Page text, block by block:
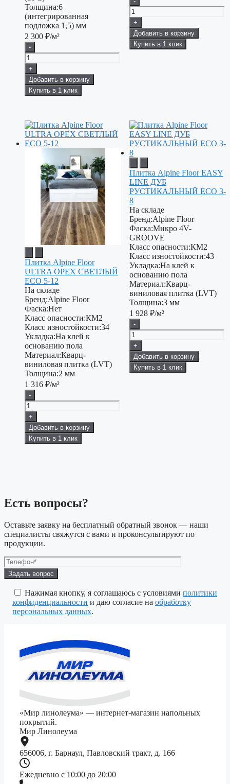
Толщина:6
(интегрированная
подложка 1,5) мм
2 300 ₽/м²
-
+
Добавить в корзину
Купить в 1 клик
+
Добавить в корзину
Купить в 1 клик
Плитка Alpine Floor
ULTRA ОРЕХ СВЕТЛЫЙ
ECO 5-12
На складе
Бренд:Alpine Floor
Фаска:Нет
Класс опасности:КМ2
Класс изностойкости:34
Укладка:На клей к
основанию пола
Материал:Кварц-
виниловая плитка (LVT)
Толщина:2 мм
1 316 ₽/м²
-
+
Добавить в корзину
Купить в 1 клик
Плитка Alpine Floor EASY
LINE ДУБ
РУСТИКАЛЬНЫЙ ECO 3-
8
На складе
Бренд:Alpine Floor
Фаска:Микро 4V-
GROOVE
Класс опасности:КМ2
Класс изностойкости:43
Укладка:На клей к
основанию пола
Материал:Кварц-
виниловая плитка (LVT)
Толщина:3 мм
1 928 ₽/м²
-
+
Добавить в корзину
Купить в 1 клик
Есть вопросы?
Оставьте заявку на бесплатный обратный звонок — наши
специалисты свяжутся с вами и проконсультируют по
продукции.
Оставьте
это
поле
пустым.
Нажимая кнопку, я соглашаюсь с условиями политики
конфиденциальности и даю согласие на обработку
персональных данных.
«Мир линолеума» — интернет-магазин напольных
покрытий.
Мир Линолеума
656006, г. Барнаул, Павловский тракт, д. 166
Ежедневно с 10:00 до 20:00